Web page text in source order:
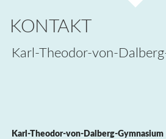
KONTAKT
Karl-Theodor-von-
Karl-Theodor-von-Dalberg-Gymnasium